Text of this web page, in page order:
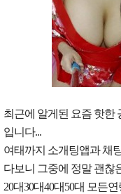
최근에 알게된 요즘 핫한
입니다...
여태까지 소개팅앱과 채
다보니 그중에 정말 괜찮
20대30대40대50대 모든